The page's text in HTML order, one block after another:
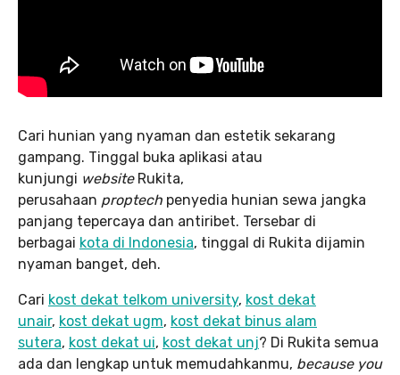
Cari hunian yang nyaman dan estetik sekarang
gampang. Tinggal buka aplikasi atau
kunjungi websiteRukita,
perusahaan proptech penyedia hunian sewa jangka
panjang tepercaya dan antiribet. Tersebar di
berbagai kota di Indonesia, tinggal di Rukita dijamin
nyaman banget, deh.
Cari kost dekat telkom university, kost dekat
unair, kost dekat ugm, kost dekat binus alam
sutera, kost dekat ui, kost dekat unj? Di Rukita semua
ada dan lengkap untuk memudahkanmu, because you